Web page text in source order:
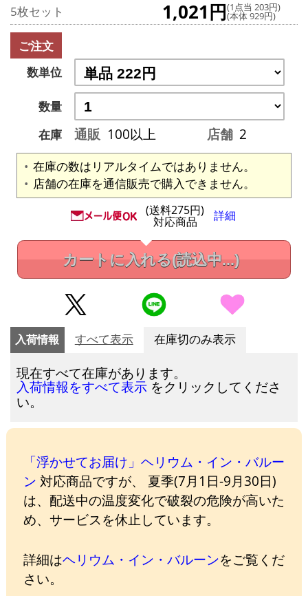
5枚セット 1,021円(1点当 203円)
(本体 929円)
ご注文
数単位
数量
在庫
通販 100以上 店舗 2
在庫の数はリアルタイムではありません。
店舗の在庫を通信販売で購入できません。
(送料275円)
対応商品 詳細
カートに入れる(読込中...)
入荷情報 すべて表示 在庫切のみ表示
現在すべて在庫があります。
入荷情報をすべて表示 をクリックしてくださ
い。
「浮かせてお届け」ヘリウム・イン・バルー
ン 対応商品ですが、 夏季(7月1日-9月30日)
は、配送中の温度変化で破裂の危険が高いた
め、サービスを休止しています。
詳細はヘリウム・イン・バルーンをご覧くだ
さい。